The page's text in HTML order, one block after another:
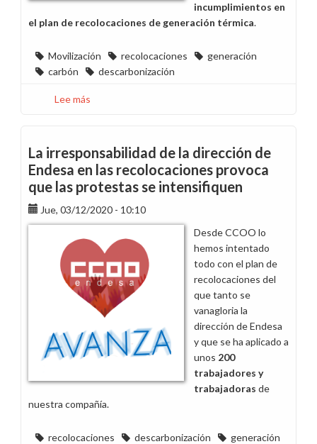
incumplimientos en
el plan de recolocaciones de generación térmica.
Movilización recolocaciones
generación
carbón
descarbonización
Lee más
de
5
minutos
el
15
de
diciembre
en
toda
Endesa
por
el
incumplimiento
Acuerdo
Recolocaciones
La irresponsabilidad de la dirección de
Endesa en las recolocaciones provoca
que las protestas se intensifiquen
Jue, 03/12/2020 - 10:10
Desde CCOO lo
hemos intentado
todo con el plan de
recolocaciones del
que tanto se
vanagloria la
dirección de Endesa
y que se ha aplicado a
unos 200
trabajadores y
trabajadoras de
nuestra compañía.
recolocaciones descarbonización
generación